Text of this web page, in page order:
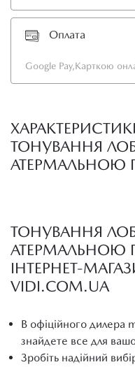
Оплата
Google Pay,Карткою
ТОНУВАННЯ
АТЕРМАЛЬНОЮ
ТОНУВАННЯ
АТЕРМАЛЬНОЮ
ІНТЕРНЕТ-
VIDI.COM.UA
В офіційного дилера
знайдете все для
Зробіть надійний